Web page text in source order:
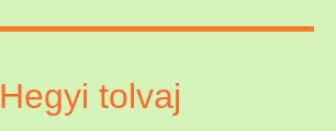
Hegyi tolvaj